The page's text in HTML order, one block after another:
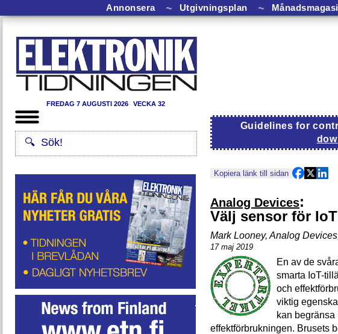
Annonsera ⏦ Utgivningsplan ⏦
FREDAG 7 AUGUSTI 2026 VECKA 32
Guidelines for
Kopiera länk till sidan
Analog Devices:
Välj sensor för
Mark Looney, Analog Devices
17 maj 2019
En av de
smarta IoT-
och
viktig
kan
effektförbrukningen. Brusets